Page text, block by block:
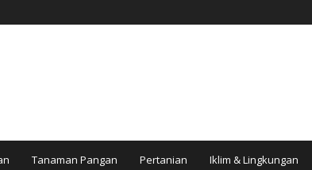
Tanaman Pangan Pertanian Iklim & Lingkungan